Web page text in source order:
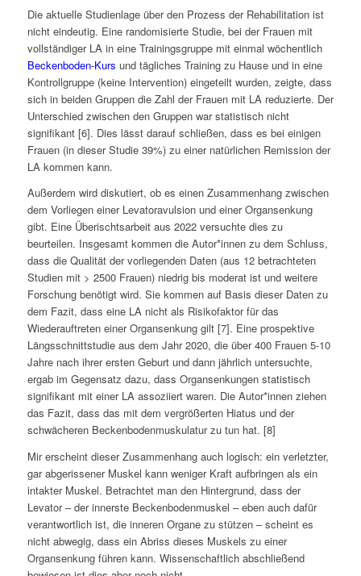
Die aktuelle Studienlage über den Prozess der Rehabilitation ist
nicht eindeutig. Eine randomisierte Studie, bei der Frauen mit
vollständiger LA in eine Trainingsgruppe mit einmal wöchentlich
Beckenboden-Kurs und tägliches Training zu Hause und in eine
Kontrollgruppe (keine Intervention) eingeteilt wurden, zeigte, dass
sich in beiden Gruppen die Zahl der Frauen mit LA reduzierte. Der
Unterschied zwischen den Gruppen war statistisch nicht
signifikant [6]. Dies lässt darauf schließen, dass es bei einigen
Frauen (in dieser Studie 39%) zu einer natürlichen Remission der
LA kommen kann.
Außerdem wird diskutiert, ob es einen Zusammenhang zwischen
dem Vorliegen einer Levatoravulsion und einer Organsenkung
gibt. Eine Überischtsarbeit aus 2022 versuchte dies zu
beurteilen. Insgesamt kommen die Autor*innen zu dem Schluss,
dass die Qualität der vorliegenden Daten (aus 12 betrachteten
Studien mit > 2500 Frauen) niedrig bis moderat ist und weitere
Forschung benötigt wird. Sie kommen auf Basis dieser Daten zu
dem Fazit, dass eine LA nicht als Risikofaktor für das
Wiederauftreten einer Organsenkung gilt [7]. Eine prospektive
Längsschnittstudie aus dem Jahr 2020, die über 400 Frauen 5-10
Jahre nach ihrer ersten Geburt und dann jährlich untersuchte,
ergab im Gegensatz dazu, dass Organsenkungen statistisch
signifikant mit einer LA assoziiert waren. Die Autor*innen ziehen
das Fazit, dass das mit dem vergrößerten Hiatus und der
schwächeren Beckenbodenmuskulatur zu tun hat. [8]
Mir erscheint dieser Zusammenhang auch logisch: ein verletzter,
gar abgerissener Muskel kann weniger Kraft aufbringen als ein
intakter Muskel. Betrachtet man den Hintergrund, dass der
Levator – der innerste Beckenbodenmuskel – eben auch dafür
verantwortlich ist, die inneren Organe zu stützen – scheint es
nicht abwegig, dass ein Abriss dieses Muskels zu einer
Organsenkung führen kann. Wissenschaftlich abschließend